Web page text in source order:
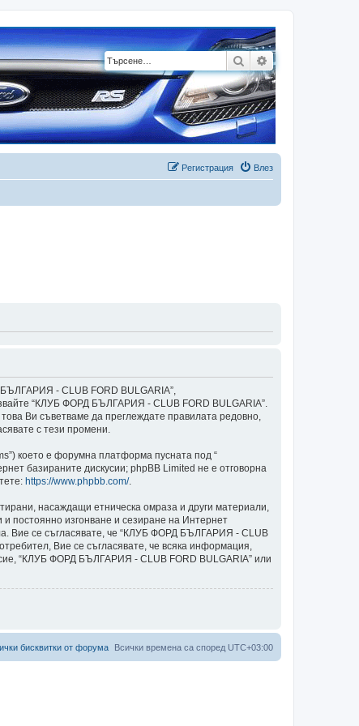
ТърсенеРазширено
Влез
Регистрация
- CLUB FORD BULGARIA”,
“КЛУБ ФОРД БЪЛГАРИЯ - CLUB FORD BULGARIA”.
Ви съветваме да преглеждате правилата редовно,
с тези промени.
което е форумна платформа пусната под “
базираните дискусии; phpBB Limited не е отговорна
https://www.phpbb.com/.
насаждащи етническа омраза и други материали,
постоянно изгонване и сезиране на Интернет
Вие се съгласявате, че “КЛУБ ФОРД БЪЛГАРИЯ - CLUB
Вие се съгласявате, че всяка информация,
“КЛУБ ФОРД БЪЛГАРИЯ - CLUB FORD BULGARIA” или
Всички времена са според UTC+03:00
бисквитки от форума